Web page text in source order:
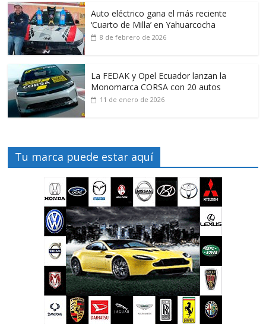
Auto eléctrico gana el más reciente
‘Cuarto de Milla’ en Yahuarcocha
8 de febrero de 2026
La FEDAK y Opel Ecuador lanzan la
Monomarca CORSA con 20 autos
11 de enero de 2026
Tu marca puede estar aquí